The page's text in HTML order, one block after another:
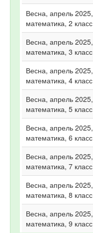
Весна, апрель 2025,
математика, 2 класс
Весна, апрель 2025,
математика, 3 класс
Весна, апрель 2025,
математика, 4 класс
Весна, апрель 2025,
математика, 5 класс
Весна, апрель 2025,
математика, 6 класс
Весна, апрель 2025,
математика, 7 класс
Весна, апрель 2025,
математика, 8 класс
Весна, апрель 2025,
математика, 9 класс